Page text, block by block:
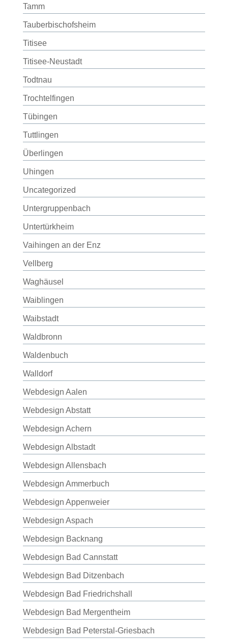
Tamm
Tauberbischofsheim
Titisee
Titisee-Neustadt
Todtnau
Trochtelfingen
Tübingen
Tuttlingen
Überlingen
Uhingen
Uncategorized
Untergruppenbach
Untertürkheim
Vaihingen an der Enz
Vellberg
Waghäusel
Waiblingen
Waibstadt
Waldbronn
Waldenbuch
Walldorf
Webdesign Aalen
Webdesign Abstatt
Webdesign Achern
Webdesign Albstadt
Webdesign Allensbach
Webdesign Ammerbuch
Webdesign Appenweier
Webdesign Aspach
Webdesign Backnang
Webdesign Bad Cannstatt
Webdesign Bad Ditzenbach
Webdesign Bad Friedrichshall
Webdesign Bad Mergentheim
Webdesign Bad Peterstal-Griesbach